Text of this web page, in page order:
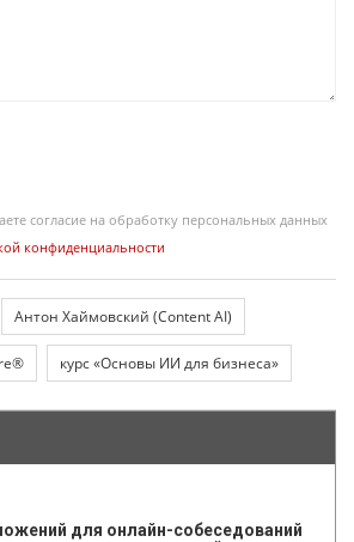
согласие на обработку персональных данных
конфиденциальности
Антон Хаймовский (Content AI)
курс «Основы ИИ для бизнеса»
для онлайн-собеседований